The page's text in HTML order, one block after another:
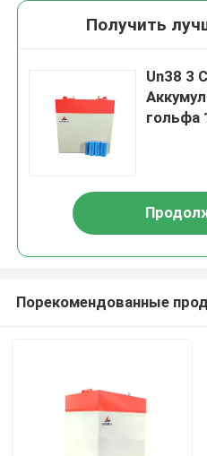
Получить
Un38 3
гольфа
Порекомендованные